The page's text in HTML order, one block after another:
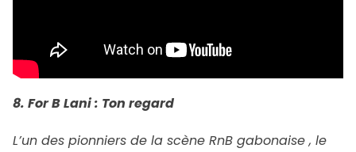
8. For B Lani : Ton regard
L’un des pionniers de la scène RnB gabonaise , le